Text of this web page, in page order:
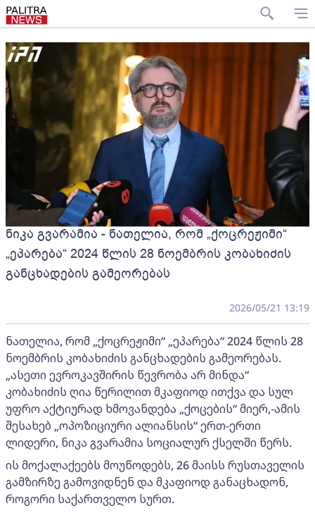
ნიკა გვარამია - ნათელია, რომ „ქოცრეჟიმი“
„ეპარება“ 2024 წლის 28 ნოემბრის კობახიძის
განცხადების გამეორებას
2026/05/21 13:19
ნათელია, რომ „ქოცრეჟიმი“ „ეპარება“ 2024 წლის 28
ნოემბრის კობახიძის განცხადების გამეორებას.
„ასეთი ევროკავშირის წევრობა არ მინდა“
კობახიძის ღია წერილით მკაფიოდ ითქვა და სულ
უფრო აქტიურად ხმოვანდება „ქოცების“ მიერ,-ამის
შესახებ „ოპოზიციური ალიანსის“ ერთ-ერთი
ლიდერი, ნიკა გვარამია სოციალურ ქსელში წერს.
ის მოქალაქეებს მოუწოდებს, 26 მაისს რუსთაველის
გამზირზე გამოვიდნენ და მკაფიოდ განაცხადონ,
როგორი საქართველო სურთ.